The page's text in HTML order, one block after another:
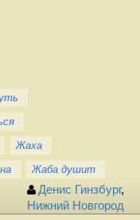
Жаха
Жаба душит
Денис Гинзбург,
Нижний Новгород